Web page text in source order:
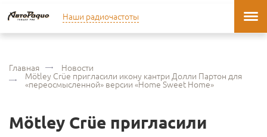
Наши радиочастоты
Главная Новости
Мötley Сrüe пригласили икону кантри Долли Партон для
«переосмысленной» версии «Home Sweet Home»
Мötley Сrüe пригласили